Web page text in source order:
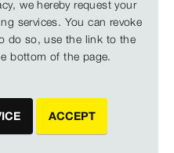
we hereby request your
services. You can revoke
do so, use the link to the
bottom of the page.
ACCEPT